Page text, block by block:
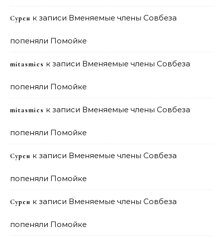
Сурен к записи Вменяемые члены Совбеза
попеняли Помойке
mitasmies к записи Вменяемые члены Совбеза
попеняли Помойке
mitasmies к записи Вменяемые члены Совбеза
попеняли Помойке
Сурен к записи Вменяемые члены Совбеза
попеняли Помойке
Сурен к записи Вменяемые члены Совбеза
попеняли Помойке